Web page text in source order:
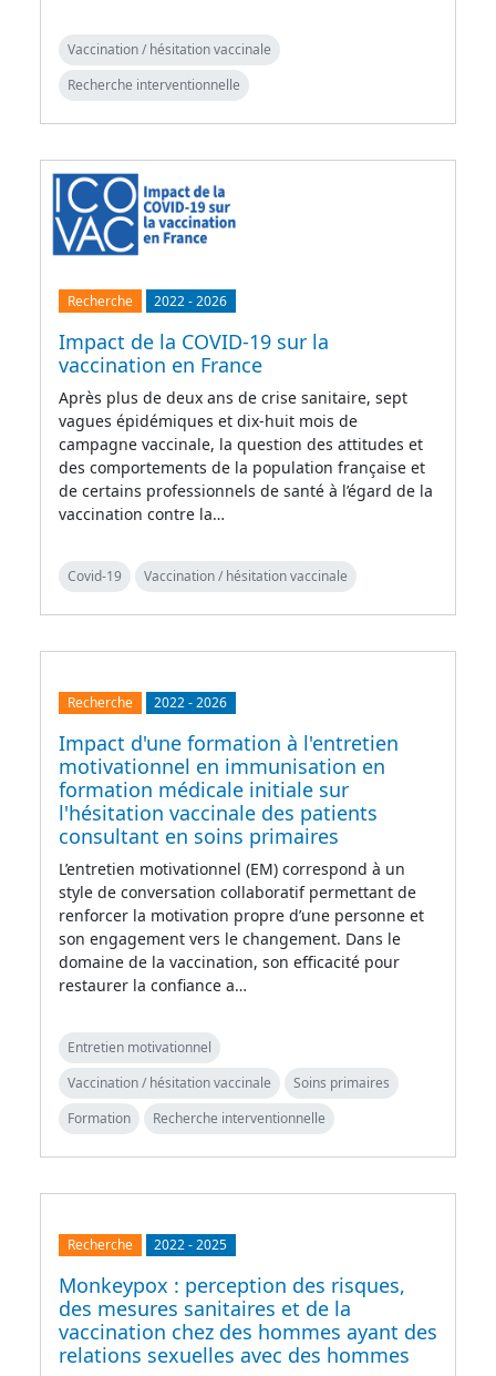
Vaccination / hésitation vaccinale
Recherche interventionnelle
Recherche 2022-2026
Impact de la COVID-19 sur la
vaccination en France
Après plus de deux ans de crise sanitaire, sept
vagues épidémiques et dix-huit mois de
campagne vaccinale, la question des attitudes et
des comportements de la population française et
de certains professionnels de santé à l’égard de la
vaccination contre la…
Covid-19 Vaccination / hésitation vaccinale
Recherche 2022-2026
Impact d'une formation à l'entretien
motivationnel en immunisation en
formation médicale initiale sur
l'hésitation vaccinale des patients
consultant en soins primaires
L’entretien motivationnel (EM) correspond à un
style de conversation collaboratif permettant de
renforcer la motivation propre d’une personne et
son engagement vers le changement. Dans le
domaine de la vaccination, son efficacité pour
restaurer la confiance a…
Entretien motivationnel
Vaccination / hésitation vaccinale
Soins primaires
Formation
Recherche interventionnelle
Recherche 2022-2025
Monkeypox : perception des risques,
des mesures sanitaires et de la
vaccination chez des hommes ayant des
relations sexuelles avec des hommes